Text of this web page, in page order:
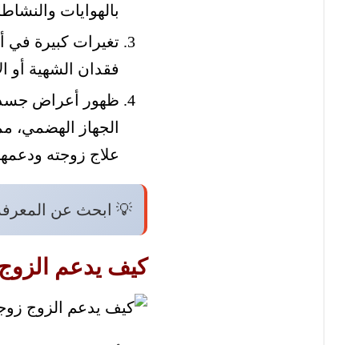
بالهوايات
تغيرات كبيرة في
فقدان الشهية أو
ظهور أعراض
الجهاز
علاج زوجته
💡 ابحث عن
كيف يدعم